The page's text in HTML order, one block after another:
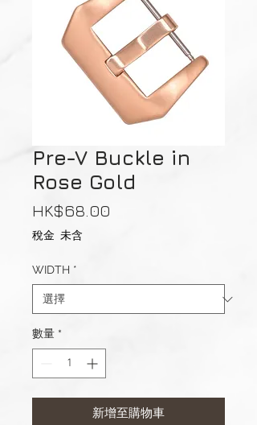
Pre-V Buckle in
Rose Gold
HK$68.00
稅金 未含
WIDTH *
數量 *
新增至購物車